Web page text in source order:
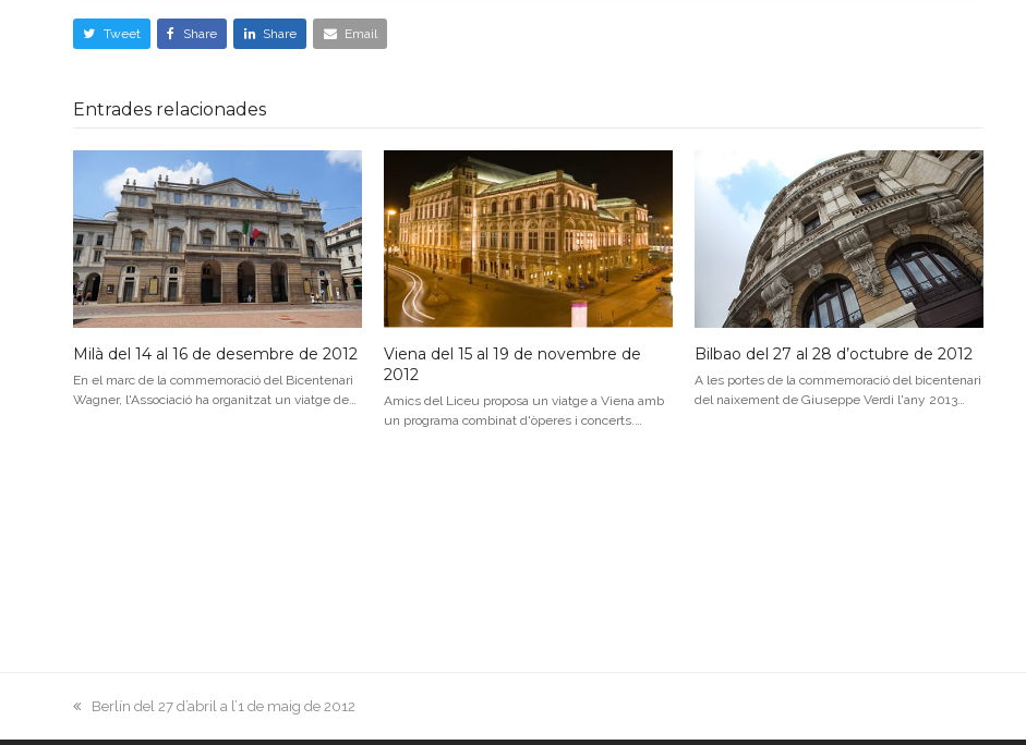
Tweet Share Share Email
Entrades relacionades
Milà del 14 al 16 de desembre de 2012
En el marc de la commemoració del Bicentenari
Wagner, l'Associació ha organitzat un viatge de…
Viena del 15 al 19 de novembre de
2012
Amics del Liceu proposa un viatge a Viena amb
un programa combinat d'òperes i concerts.…
Bilbao del 27 al 28 d’octubre de 2012
A les portes de la commemoració del bicentenari
del naixement de Giuseppe Verdi l'any 2013…
previous
Berlín del 27 d’abril a l’1 de maig de 2012